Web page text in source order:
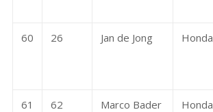
60 26 Jan de Jong Honda
61 62 Marco Bader Honda